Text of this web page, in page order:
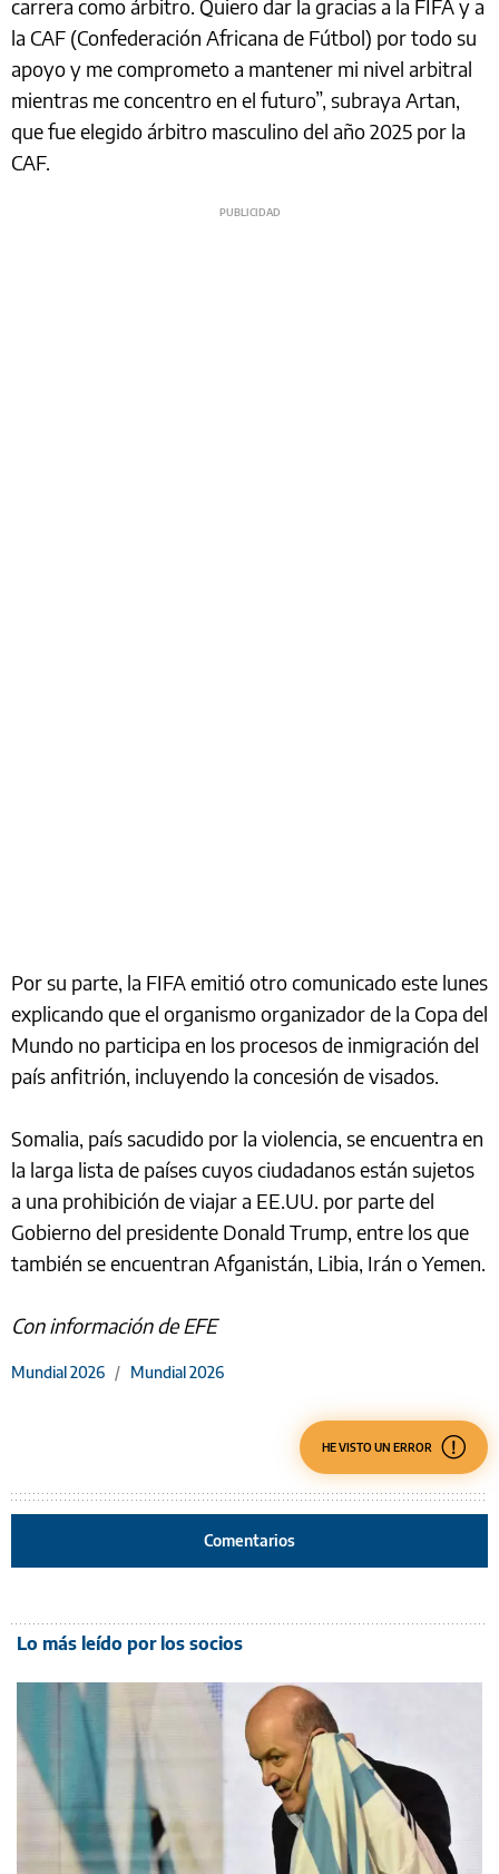
carrera como árbitro. Quiero dar la gracias a la FIFA y a
la CAF (Confederación Africana de Fútbol) por todo su
apoyo y me comprometo a mantener mi nivel arbitral
mientras me concentro en el futuro”, subraya Artan,
que fue elegido árbitro masculino del año 2025 por la
CAF.
Por su parte, la FIFA emitió otro comunicado este lunes
explicando que el organismo organizador de la Copa del
Mundo no participa en los procesos de inmigración del
país anfitrión, incluyendo la concesión de visados.
Somalia, país sacudido por la violencia, se encuentra en
la larga lista de países cuyos ciudadanos están sujetos
a una prohibición de viajar a EE.UU. por parte del
Gobierno del presidente Donald Trump, entre los que
también se encuentran Afganistán, Libia, Irán o Yemen.
Con información de EFE
Mundial 2026 / Mundial 2026
HE VISTO UN ERROR
Comentarios
Lo más leído por los socios